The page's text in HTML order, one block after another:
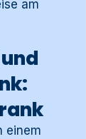
am
einem